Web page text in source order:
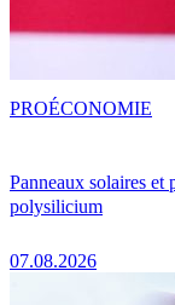
Panneaux solaires et
polysilicium
07.08.2026
PROÉCONOMIE